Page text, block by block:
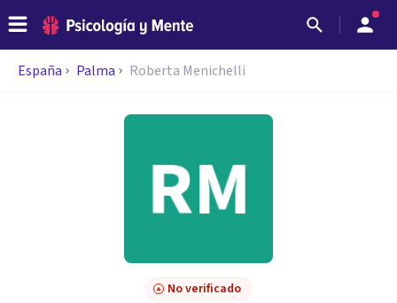
España Palma Roberta Menichelli
No verificado